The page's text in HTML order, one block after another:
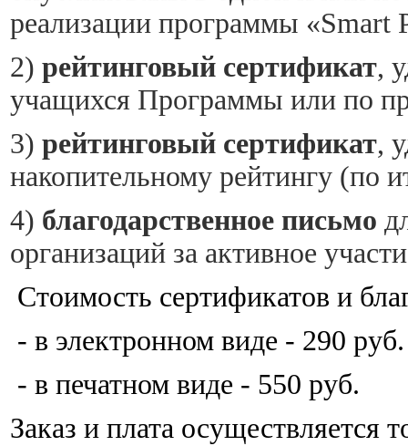
реализации программы «Smart
2) рейтинговый сертификат,
учащихся Программы или по
3) рейтинговый сертификат,
накопительному рейтингу (по
4) благодарственное письмо
организаций за активное
Стоимость сертификатов и
- в электронном виде - 290 руб.
- в печатном виде - 550 руб.
Заказ и плата осуществляется